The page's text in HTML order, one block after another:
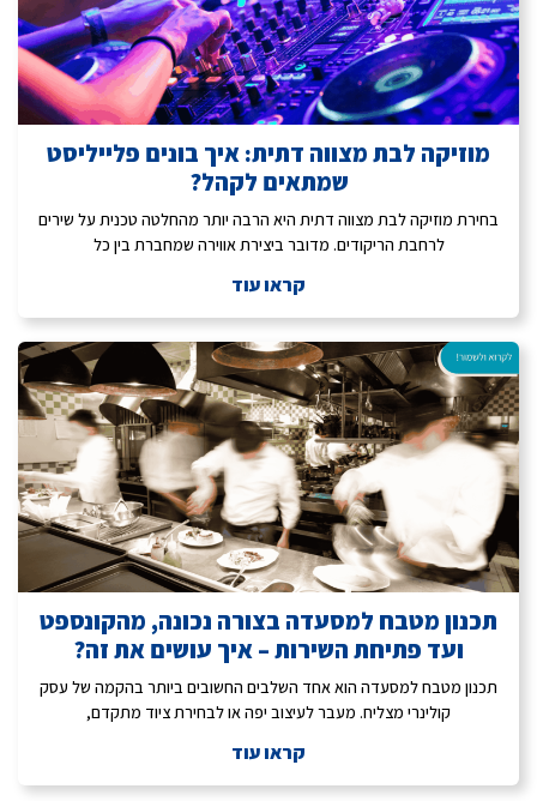
מוזיקה לבת מצווה דתית: איך בונים פלייליסט
שמתאים לקהל?
בחירת מוזיקה לבת מצווה דתית היא הרבה יותר מהחלטה טכנית על שירים
לרחבת הריקודים. מדובר ביצירת אווירה שמחברת בין כל
קראו עוד
תכנון מטבח למסעדה בצורה נכונה, מהקונספט
ועד פתיחת השירות – איך עושים את זה?
תכנון מטבח למסעדה הוא אחד השלבים החשובים ביותר בהקמה של עסק
קולינרי מצליח. מעבר לעיצוב יפה או לבחירת ציוד מתקדם,
קראו עוד